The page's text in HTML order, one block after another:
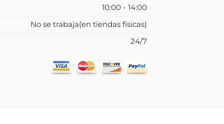
10:00 - 14:00
No se trabaja(en tiendas fisicas)
24/7